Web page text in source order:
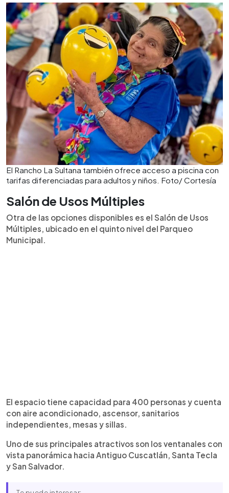
El Rancho La Sultana también ofrece acceso a piscina con
tarifas diferenciadas para adultos y niños. Foto/ Cortesía
Salón de Usos Múltiples
Otra de las opciones disponibles es el Salón de Usos
Múltiples, ubicado en el quinto nivel del Parqueo
Municipal.
El espacio tiene capacidad para 400 personas y cuenta
con aire acondicionado, ascensor, sanitarios
independientes, mesas y sillas.
Uno de sus principales atractivos son los ventanales con
vista panorámica hacia Antiguo Cuscatlán, Santa Tecla
y San Salvador.